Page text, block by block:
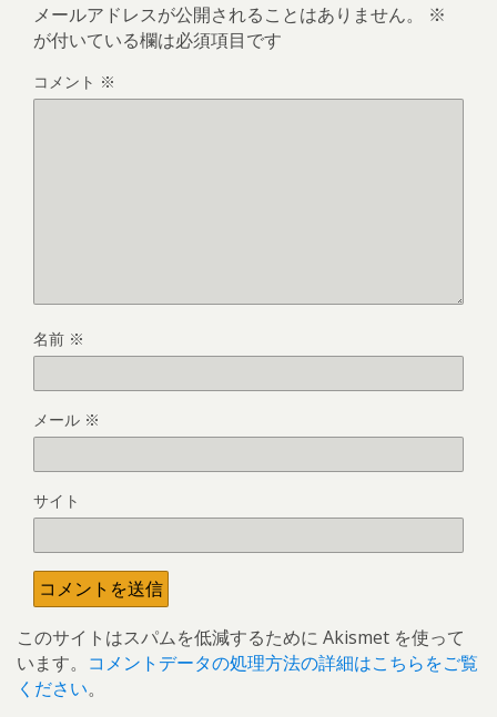
メールアドレスが公開されることはありません。
※
が付いている欄は必須項目です
コメント ※
名前 ※
メール ※
サイト
このサイトはスパムを低減するために Akismet を使って
います。 コメントデータの処理方法の詳細はこちらをご覧
ください。